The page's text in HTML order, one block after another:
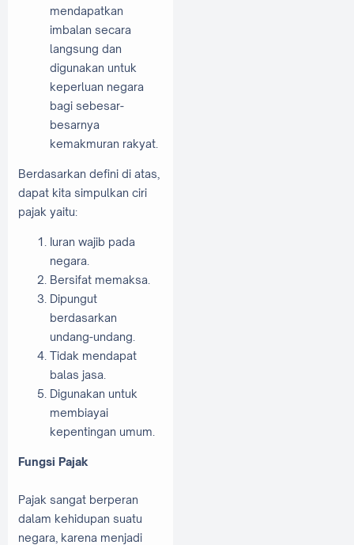
mendapatkan
imbalan secara
langsung dan
digunakan untuk
keperluan negara
bagi sebesar-
besarnya
kemakmuran rakyat.
Berdasarkan defini di atas,
dapat kita simpulkan ciri
pajak yaitu:
Iuran wajib pada
negara.
Bersifat memaksa.
Dipungut
berdasarkan
undang-undang.
Tidak mendapat
balas jasa.
Digunakan untuk
membiayai
kepentingan umum.
Fungsi Pajak
Pajak sangat berperan
dalam kehidupan suatu
negara, karena menjadi